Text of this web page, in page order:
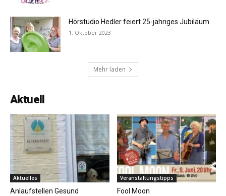
Hörstudio Hedler feiert 25-jähriges Jubiläum
1. Oktober 2023
Mehr laden
Aktuell
Aktuelles
Anlaufstellen Gesund
Veranstaltungstipps
Fool Moon